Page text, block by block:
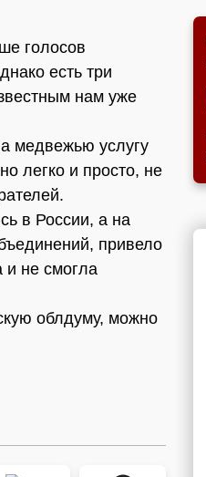
голосов
есть три
нам уже
медвежью услугу
легко и просто, не
в России, а на
привело
и не смогла
облдуму, можно